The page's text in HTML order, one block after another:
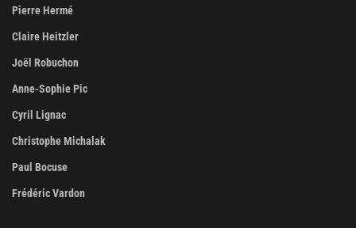
Pierre Hermé
Claire Heitzler
Joël Robuchon
Anne-Sophie Pic
Cyril Lignac
Christophe Michalak
Paul Bocuse
Frédéric Vardon